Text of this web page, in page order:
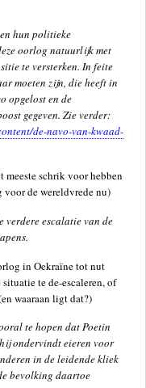
hun politieke
oorlog natuurlijk met
te versterken. In feite
moeten zijn, die heeft in
opgelost en de
gegeven. Zie verder:
de-navo-van-kwaad-
meeste schrik voor hebben
voor de wereldvrede nu)
verdere escalatie van de
in Oekraïne tot nut
te de-escaleren, of
waaraan ligt dat?)
te hopen dat Poetin
ondervindt eieren voor
in de leidende kliek
bevolking daartoe